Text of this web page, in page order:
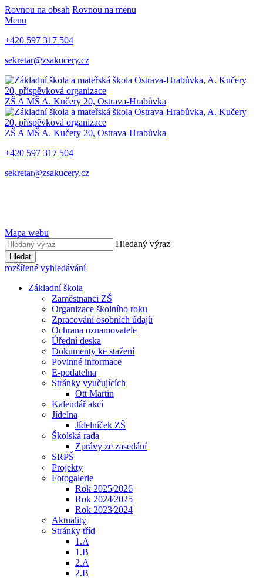
Rovnou na obsah Rovnou na menu
Menu
+420 597 317 504
sekretar@zsakucery.cz
ZŠ A MŠ A. Kučery 20, Ostrava-Hrabůvka
ZŠ A MŠ A. Kučery 20, Ostrava-Hrabůvka
+420 597 317 504
sekretar@zsakucery.cz
Mapa webu
Hledaný výraz
Hledat
rozšířené vyhledávání
Základní škola
Zaměstnanci ZŠ
Organizace školního roku
Zpracování osobních údajů
Ochrana oznamovatele
Úřední deska
Dokumenty ke stažení
Povinné informace
E-podatelna
Stránky vyučujících
Ott Martin
Kalendář akcí
Jídelna
Jídelníček ZŠ
Školská rada
Zprávy ze zasedání
SRPŠ
Projekty
Fotogalerie
Rok 2025⁄2026
Rok 2024⁄2025
Rok 2023⁄2024
Aktuality
Stránky tříd
1.A
1.B
2.A
2.B